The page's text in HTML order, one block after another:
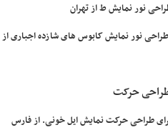
نور نمایش ط از تهران
نور نمایش کابوس های شازده اجباری از
حرکت
طراحی حرکت نمایش ایل خونی. از فارس